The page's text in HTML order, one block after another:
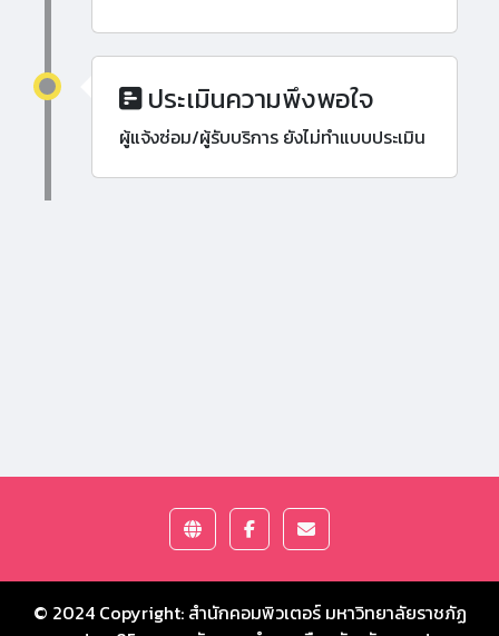
ประเมินความพึงพอใจ
ผู้แจ้งซ่อม/ผู้รับบริการ ยังไม่ทำแบบประเมิน
© 2024 Copyright: สำนักคอมพิวเตอร์ มหาวิทยาลัยราชภัฏ